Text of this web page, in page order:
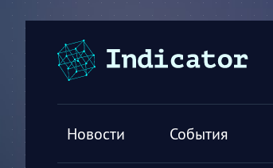
Новости События